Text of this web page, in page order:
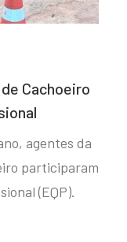
Cachoeiro
agentes da
participaram
(EQP).